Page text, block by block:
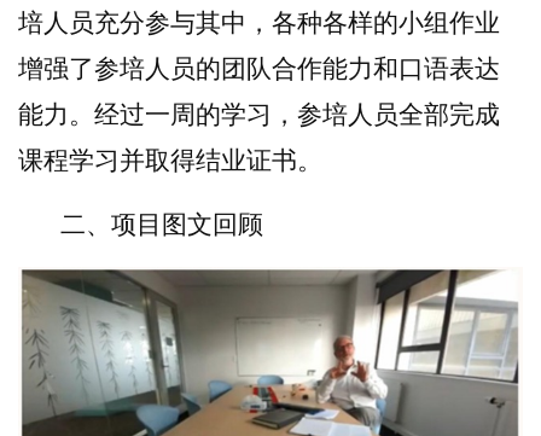
培人员充分参与其中，各种各样的小组作业
增强了参培人员的团队合作能力和口语表达
能力。经过一周的学习，参培人员全部完成
课程学习并取得结业证书。
二、项目图文回顾